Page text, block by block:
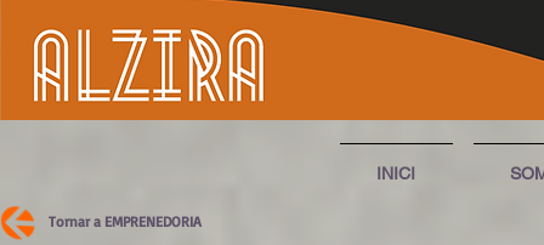
INICI
Tornar a EMPRENEDORIA